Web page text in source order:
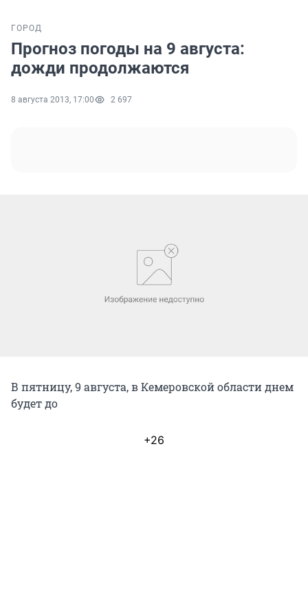
ГОРОД
Прогноз погоды на 9 августа:
дожди продолжаются
8 августа 2013, 17:00 2 697
В пятницу, 9 августа, в Кемеровской области днем
будет до
+26